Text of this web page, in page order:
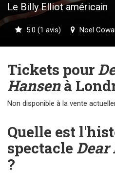
Le Billy Elliot américain
5.0 (1 avis) Noel
Tickets pour
Hansenà
Non disponible à la vente
Quelle est
spectacle Dear
?